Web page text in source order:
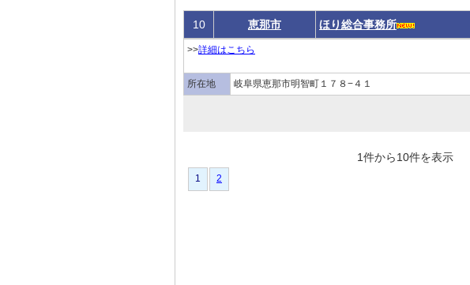
10 恵那市 ほり総合事務所
>>詳細はこちら
所在地 岐阜県恵那市明智町１７８−４１
1件から10件を表示
1 2